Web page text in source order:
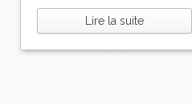
Lire la suite